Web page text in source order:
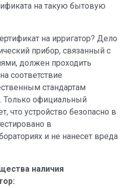
на такую бытовую
на ирригатор? Дело
прибор, связанный с
должен проходить
соответствие
стандартам
Только официальный
что устройство безопасно в
в
и не нанесет вреда
наличия